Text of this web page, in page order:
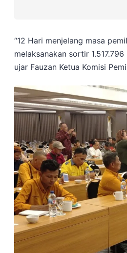
“12 Hari menjelang masa
melaksanakan sortir
ujar Fauzan Ketua Komisi